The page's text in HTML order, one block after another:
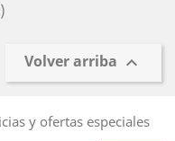
Volver arriba 
y ofertas especiales